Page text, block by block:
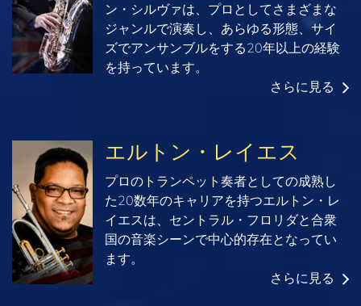
ン・シルヴァは、プロとしてさまざまな
ジャンルで演奏し、あらゆる形態、サイ
ズでアンサンブルをする20年以上の経験
を持っています。
さらに見る
エルトン・レイエス
プロのトランペット奏者としての成熟し
た20数年のキャリアを持つエルトン・レ
イエスは、セントラル・フロリダと合衆
国の音楽シーンで中心的存在となってい
ます。
さらに見る